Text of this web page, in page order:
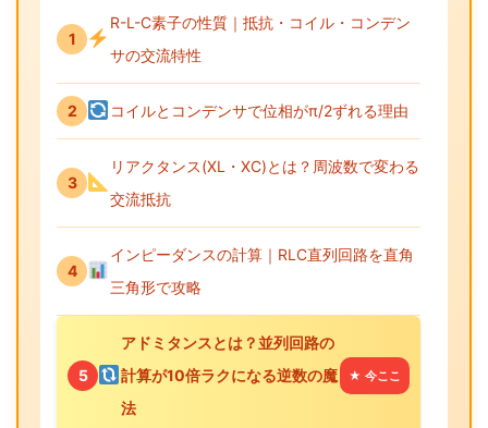
1
R-L-C素子の性質｜抵抗・コイル・コンデン
サの交流特性
2 コイルとコンデンサで位相がπ/2ずれる理由
3
リアクタンス(XL・XC)とは？周波数で変わる
交流抵抗
4
インピーダンスの計算｜RLC直列回路を直角
三角形で攻略
5
アドミタンスとは？並列回路の
計算が10倍ラクになる逆数の魔
法
★ 今ここ